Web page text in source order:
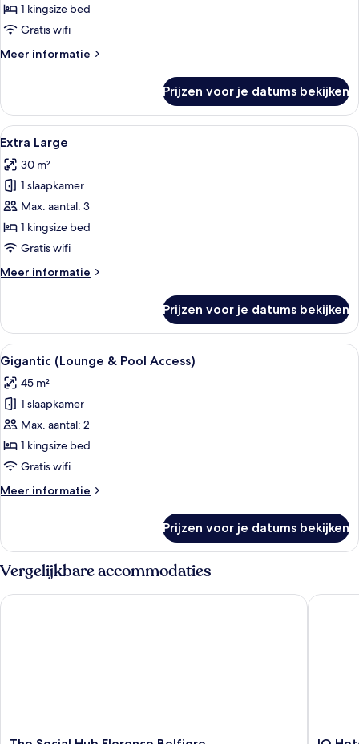
with
Balcony
1 kingsize bed
Gratis wifi
Meer informatie
Meer
Rosso
with
Balcony
Prijzen voor je datums bekijken
Alle
foto's
voor
Extra
Large
laden
Een moderne kamer met een witte,
16
Extra Large
30 m²
1 slaapkamer
Max. aantal: 3
1 kingsize bed
Gratis wifi
Meer informatie
Meer
Large
Prijzen voor je datums bekijken
Alle
foto's
voor
Gigantic
(Lounge
&
Pool
laden
Een kamer met een rode, gestreept
11
Gigantic (Lounge & Pool Access)
45 m²
1 slaapkamer
Max. aantal: 2
1 kingsize bed
Gratis wifi
Meer informatie
Meer
(Lounge
Pool
Prijzen voor je datums bekijken
Vergelijkbare accommodaties
The Social Hub Florence Belfiore IQ